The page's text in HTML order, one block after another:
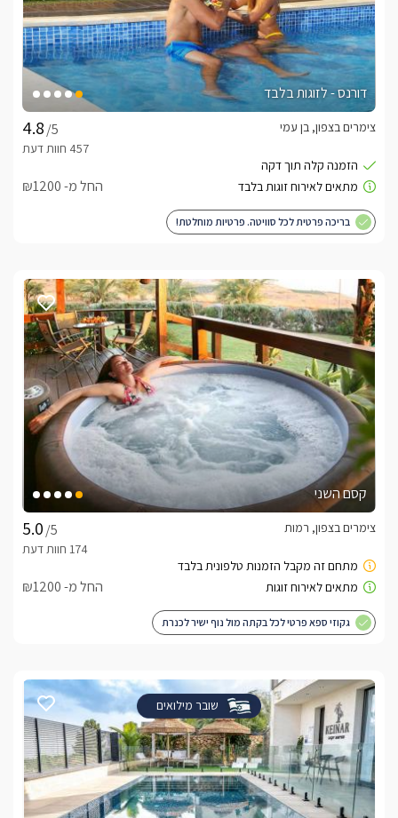
דורנס - לזוגות בלבד
/5
צימרים בצפון, בן עמי
החל מ- ₪1200
בריכה פרטית לכל סוויטה. פרטיות מוחלטת!
קסם השני
/5
צימרים בצפון, רמות
החל מ- ₪1200
גקוזי ספא פרטי לכל בקתה מול נוף ישיר לכנרת
שובר מילואים